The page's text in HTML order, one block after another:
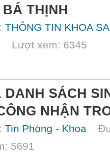
THỊNH
THÔNG TIN KHOA
Lượt xem: 6345
SÁCH
NHẬN
Tin Phòng - Khoa
5691